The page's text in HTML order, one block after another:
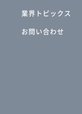
業界トピックス
お問い合わせ